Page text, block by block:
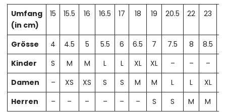
Umfang
(in cm)
15 15.5 16 16.5 17 18 19 20.5 22 23
Grösse 4 4.5 5 5.5 6 6.5 7 7.5 8 8.5
Kinder
S M M L L XL XL – – –
Damen
– XS XS S S M M L L XL
Herren
– – – – – – S S M M